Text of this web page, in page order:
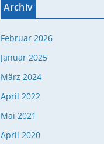
Archiv
Februar 2026
Januar 2025
März 2024
April 2022
Mai 2021
April 2020